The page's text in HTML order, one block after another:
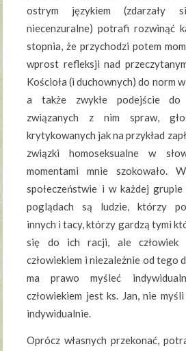
ostrym językiem
niecenzuralne) potrafi rozwinąć
stopnia, że przychodzi potem
wprost refleksji nad
Kościoła (i duchownych) do norm
a także zwykłe podejście do
związanych z nim spraw,
krytykowanych jak na przykład
związki homoseksualne w
momentami mnie szokowało.
społeczeństwie i w każdej
poglądach są ludzie, którzy
innych i tacy, którzy gardzą tymi
się do ich racji, ale człowiek
człowiekiem i niezależnie od tego
ma prawo myśleć
człowiekiem jest ks. Jan, nie
indywidualnie.
Oprócz własnych przekonać,